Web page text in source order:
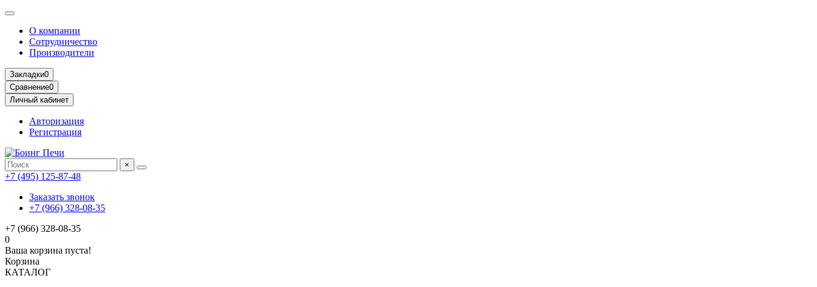
О компании
Сотрудничество
Производители
Закладки0
Сравнение0
Личный кабинет
Авторизация
Регистрация
×
+7 (495) 125-87-48
Заказать звонок
+7 (966) 328-08-35
+7 (966) 328-08-35
0
Ваша корзина пуста!
Корзина
КАТАЛОГ